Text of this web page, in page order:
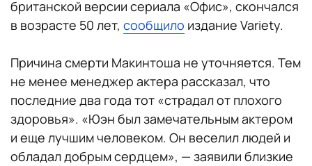
британской версии сериала «Офис», скончался
в возрасте 50 лет, сообщило издание Variety.
Причина смерти Макинтоша не уточняется. Тем
не менее менеджер актера рассказал, что
последние два года тот «страдал от плохого
здоровья». «Юэн был замечательным актером
и еще лучшим человеком. Он веселил людей и
обладал добрым сердцем», — заявили близкие